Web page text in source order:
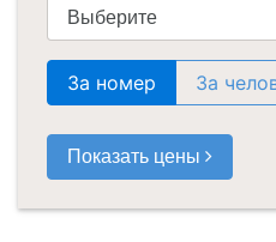
За номер За
Показать цены